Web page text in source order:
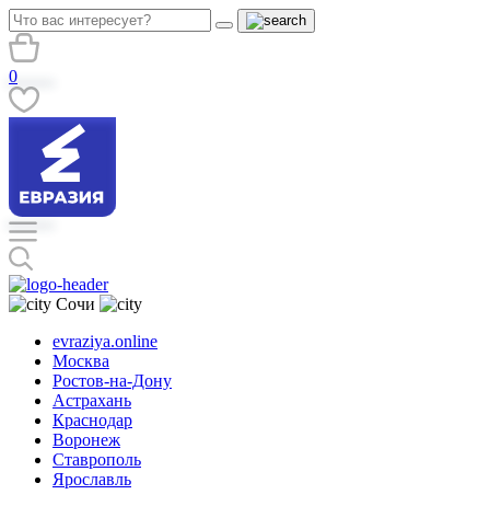
0
Сочи
evraziya.online
Москва
Ростов-на-Дону
Астрахань
Краснодар
Воронеж
Ставрополь
Ярославль